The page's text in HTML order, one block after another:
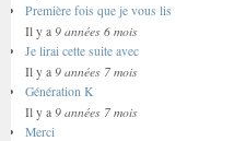
Première fois que je vous lis
Il y a 9 années 6 mois
Je lirai cette suite avec
Il y a 9 années 7 mois
Génération K
Il y a 9 années 7 mois
Merci